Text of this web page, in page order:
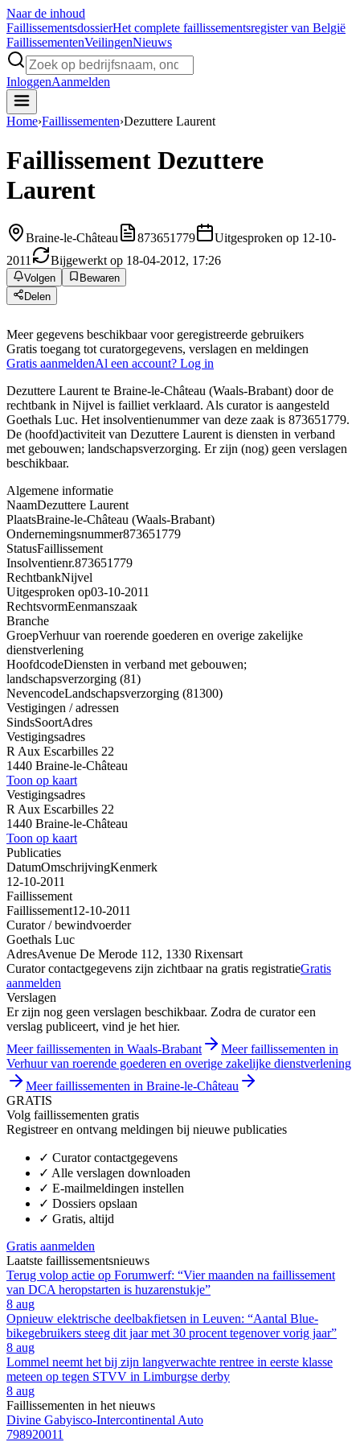
Naar de inhoud
FaillissementsdossierHet complete faillissementsregister van België
FaillissementenVeilingenNieuws
InloggenAanmelden
Home›Faillissementen›Dezuttere Laurent
Faillissement Dezuttere
Laurent
Braine-le-Château 873651779
Uitgesproken op 12-10-
2011
Bijgewerkt op 18-04-2012, 17:26
Volgen
Bewaren
Delen
Meer gegevens beschikbaar voor geregistreerde gebruikers
Gratis toegang tot curatorgegevens, verslagen en meldingen
Gratis aanmeldenAl een account? Log in
Dezuttere Laurent te Braine-le-Château (Waals-Brabant) door de
rechtbank in Nijvel is failliet verklaard. Als curator is aangesteld
Goethals Luc. Het insolventienummer van deze zaak is 873651779.
De (hoofd)activiteit van Dezuttere Laurent is diensten in verband
met gebouwen; landschapsverzorging. Er zijn (nog) geen verslagen
beschikbaar.
Algemene informatie
NaamDezuttere Laurent
PlaatsBraine-le-Château (Waals-Brabant)
Ondernemingsnummer873651779
StatusFaillissement
Insolventienr.873651779
RechtbankNijvel
Uitgesproken op03-10-2011
RechtsvormEenmanszaak
Branche
GroepVerhuur van roerende goederen en overige zakelijke
dienstverlening
HoofdcodeDiensten in verband met gebouwen;
landschapsverzorging (81)
NevencodeLandschapsverzorging (81300)
Vestigingen / adressen
SindsSoortAdres
Vestigingsadres
R Aux Escarbilles 22
1440 Braine-le-Château
Toon op kaart
Vestigingsadres
R Aux Escarbilles 22
1440 Braine-le-Château
Toon op kaart
Publicaties
DatumOmschrijvingKenmerk
12-10-2011
Faillissement
Faillissement12-10-2011
Curator / bewindvoerder
Goethals Luc
AdresAvenue De Merode 112, 1330 Rixensart
Curator contactgegevens zijn zichtbaar na gratis registratieGratis
aanmelden
Verslagen
Er zijn nog geen verslagen beschikbaar. Zodra de curator een
verslag publiceert, vind je het hier.
Meer faillissementen in Waals-Brabant
Meer faillissementen in
Verhuur van roerende goederen en overige zakelijke dienstverlening
Meer faillissementen in Braine-le-Château
GRATIS
Volg faillissementen gratis
Registreer en ontvang meldingen bij nieuwe publicaties
✓ Curator contactgegevens
✓ Alle verslagen downloaden
✓ E-mailmeldingen instellen
✓ Dossiers opslaan
✓ Gratis, altijd
Gratis aanmelden
Laatste faillissementsnieuws
Terug volop actie op Forumwerf: “Vier maanden na faillissement
van DCA heropstarten is huzarenstukje”
8 aug
Opnieuw elektrische deelbakfietsen in Leuven: “Aantal Blue-
bikegebruikers steeg dit jaar met 30 procent tegenover vorig jaar”
8 aug
Lommel neemt het bij zijn langverwachte rentree in eerste klasse
meteen op tegen STVV in Limburgse derby
8 aug
Faillissementen in het nieuws
Divine Gabyisco-Intercontinental Auto
798920011